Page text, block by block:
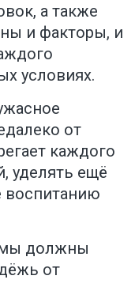
а также
и факторы, и
условиях.
от
каждого
уделять ещё
воспитанию
мы должны
от